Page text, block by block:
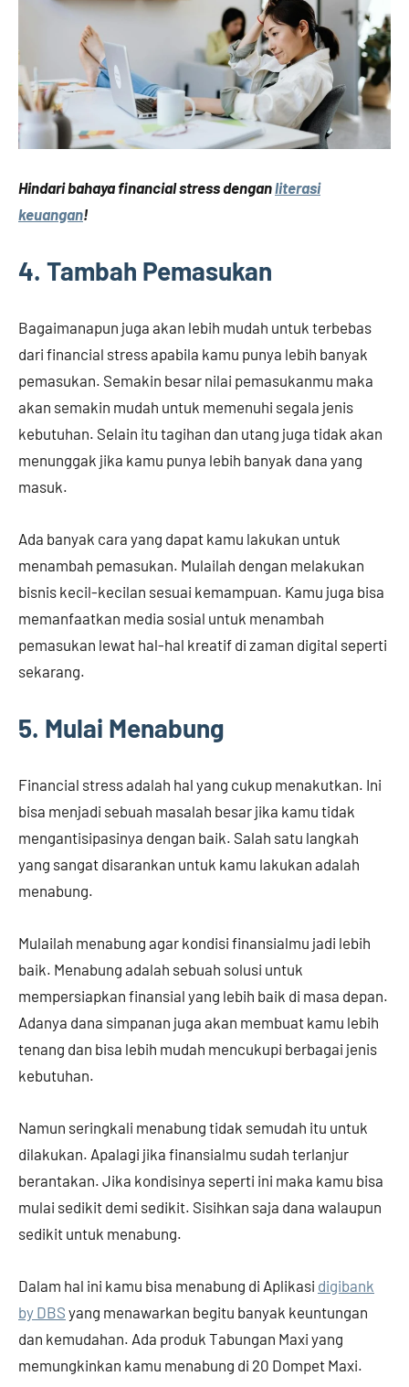
Hindari bahaya financial stress denganliterasi
keuangan!
4. Tambah Pemasukan
Bagaimanapun juga akan lebih mudah untuk terbebas
dari financial stress apabila kamu punya lebih banyak
pemasukan. Semakin besar nilai pemasukanmu maka
akan semakin mudah untuk memenuhi segala jenis
kebutuhan. Selain itu tagihan dan utang juga tidak akan
menunggak jika kamu punya lebih banyak dana yang
masuk.
Ada banyak cara yang dapat kamu lakukan untuk
menambah pemasukan. Mulailah dengan melakukan
bisnis kecil-kecilan sesuai kemampuan. Kamu juga bisa
memanfaatkan media sosial untuk menambah
pemasukan lewat hal-hal kreatif di zaman digital seperti
sekarang.
5. Mulai Menabung
Financial stress adalah hal yang cukup menakutkan. Ini
bisa menjadi sebuah masalah besar jika kamu tidak
mengantisipasinya dengan baik. Salah satu langkah
yang sangat disarankan untuk kamu lakukan adalah
menabung.
Mulailah menabung agar kondisi finansialmu jadi lebih
baik. Menabung adalah sebuah solusi untuk
mempersiapkan finansial yang lebih baik di masa depan.
Adanya dana simpanan juga akan membuat kamu lebih
tenang dan bisa lebih mudah mencukupi berbagai jenis
kebutuhan.
Namun seringkali menabung tidak semudah itu untuk
dilakukan. Apalagi jika finansialmu sudah terlanjur
berantakan. Jika kondisinya seperti ini maka kamu bisa
mulai sedikit demi sedikit. Sisihkan saja dana walaupun
sedikit untuk menabung.
Dalam hal ini kamu bisa menabung di Aplikasi digibank
by DBS yang menawarkan begitu banyak keuntungan
dan kemudahan. Ada produk Tabungan Maxi yang
memungkinkan kamu menabung di 20 Dompet Maxi.